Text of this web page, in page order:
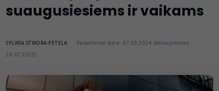
suaugusiesiems ir vaikams
SYLWIA STWORA-PETELA
Paskelbimo data: 07.03.2024 (Atnaujinimas:
24.07.2025)